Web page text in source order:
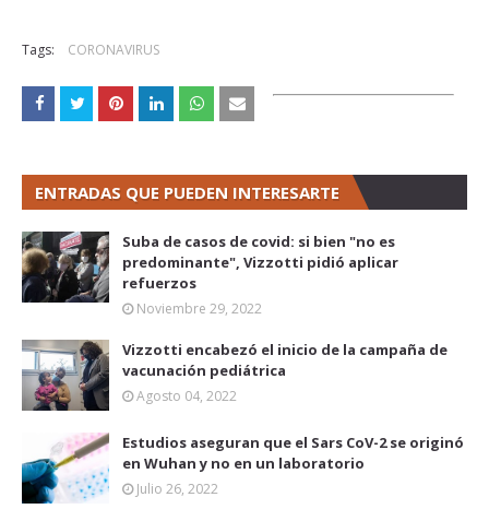
Tags: CORONAVIRUS
ENTRADAS QUE PUEDEN INTERESARTE
Suba de casos de covid: si bien "no es
predominante", Vizzotti pidió aplicar
refuerzos
Noviembre 29, 2022
Vizzotti encabezó el inicio de la campaña de
vacunación pediátrica
Agosto 04, 2022
Estudios aseguran que el Sars CoV-2 se originó
en Wuhan y no en un laboratorio
Julio 26, 2022